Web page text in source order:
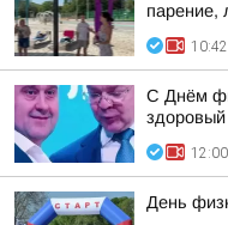
парение,
10:42
С Днём
12:00
День